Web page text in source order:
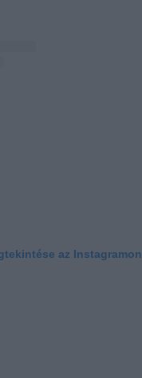
az Instagramon